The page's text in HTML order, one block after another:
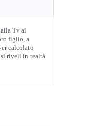
Tv ai
figlio, a
calcolato
riveli in realtà